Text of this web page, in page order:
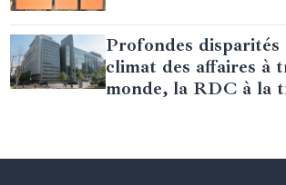
Profondes disparités
climat des affaires à
monde, la RDC à la